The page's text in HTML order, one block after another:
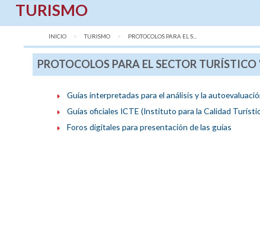
TURISMO
INICIO TURISMO AQUÍ:
PROTOCOLOS PARA EL S...
PROTOCOLOS PARA EL SECTOR
Guías interpretadas para el análisis y la
Guías oficiales ICTE (Instituto para la Calidad
Foros digitales para presentación de las guías